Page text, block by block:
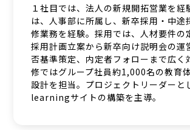
１社目では、法人の新規開拓営業を経
は、人事部に所属し、新卒採用・中途
修業務を経験。採用では、人材要件の
採用計画立案から新卒向け説明会の運
否基準策定、内定者フォローまで広く
修ではグループ社員約1,000名の教育
設計を担当。プロジェクトリーダーと
learningサイトの構築を主導。